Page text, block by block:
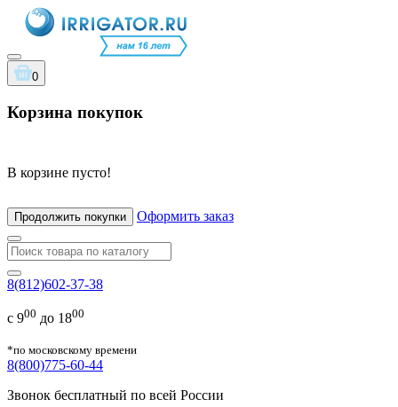
0
Корзина покупок
В корзине пусто!
Продолжить покупки Оформить заказ
8(812)602-37-38
с 900 до 1800
*по московскому времени
8(800)775-60-44
Звонок бесплатный по всей России